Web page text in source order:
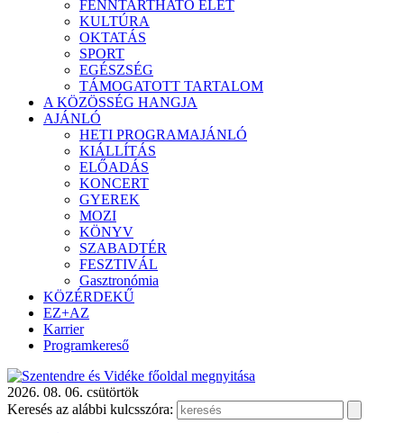
FENNTARTHATÓ ÉLET
KULTÚRA
OKTATÁS
SPORT
EGÉSZSÉG
TÁMOGATOTT TARTALOM
A KÖZÖSSÉG HANGJA
AJÁNLÓ
HETI PROGRAMAJÁNLÓ
KIÁLLÍTÁS
ELŐADÁS
KONCERT
GYEREK
MOZI
KÖNYV
SZABADTÉR
FESZTIVÁL
Gasztronómia
KÖZÉRDEKŰ
EZ+AZ
Karrier
Programkereső
2026. 08. 06. csütörtök
Keresés az alábbi kulcsszóra: